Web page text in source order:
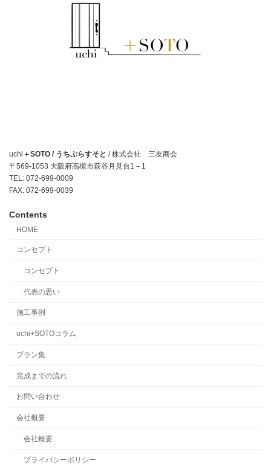
uchi ＋SOTO / うちぷらすそと / 株式会社 三友商会
〒569-1053 大阪府高槻市萩谷月見台1－1
TEL: 072-699-0009
FAX: 072-699-0039
Contents
HOME
コンセプト
コンセプト
代表の思い
施工事例
uchi+SOTOコラム
プラン集
完成までの流れ
お問い合わせ
会社概要
会社概要
プライバシーポリシー